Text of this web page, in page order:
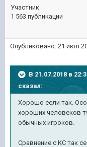
Участник
1 563 публикации
Опубликовано: 21 июл
В 21.07.2018 в
сказал:
Хорошо если так.
хороших человеков
обычных игроков.
Сравнение с КС так